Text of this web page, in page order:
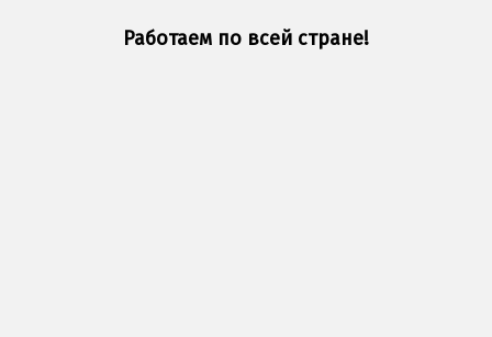
Работаем по всей стране!